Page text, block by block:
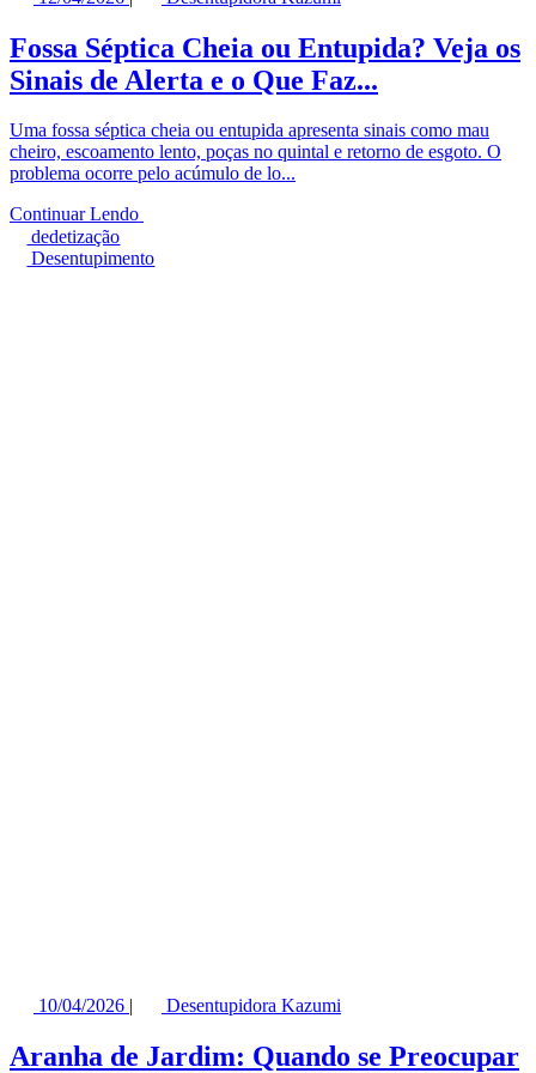
Fossa Séptica Cheia ou Entupida? Veja os
Sinais de Alerta e o Que Faz...
Uma fossa séptica cheia ou entupida apresenta sinais como mau
cheiro, escoamento lento, poças no quintal e retorno de esgoto. O
problema ocorre pelo acúmulo de lo...
Continuar Lendo
dedetização
Desentupimento
10/04/2026 | Desentupidora Kazumi
Aranha de Jardim: Quando se Preocupar